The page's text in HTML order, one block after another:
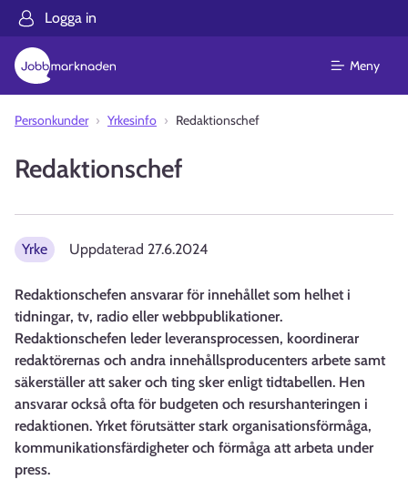
Logga in
Meny
Personkunder Yrkesinfo Redaktionschef
Redaktionschef
Yrke Uppdaterad 27.6.2024
Redaktionschefen ansvarar för innehållet som helhet i
tidningar, tv, radio eller webbpublikationer.
Redaktionschefen leder leveransprocessen, koordinerar
redaktörernas och andra innehållsproducenters arbete samt
säkerställer att saker och ting sker enligt tidtabellen. Hen
ansvarar också ofta för budgeten och resurshanteringen i
redaktionen. Yrket förutsätter stark organisationsförmåga,
kommunikationsfärdigheter och förmåga att arbeta under
press.